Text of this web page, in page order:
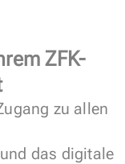
ZFK-
zu allen
das digitale